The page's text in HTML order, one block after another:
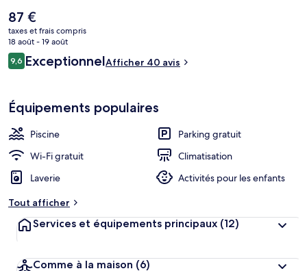
Le
prix
actuel
est
de
87 €
taxes et frais compris
18 août - 19 août
Avis
voyageurs
9,69,6 sur 10
ExceptionnelAfficher 40 avis
Équipements populaires
Piscine
Parking gratuit
Wi-Fi gratuit
Climatisation
Laverie
Activités pour les enfants
Tout afficher
Services et équipements principaux (12)
Comme à la maison (6)